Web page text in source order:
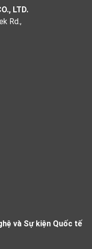
LTD.
Rd.,
và Sự kiện Quốc tế